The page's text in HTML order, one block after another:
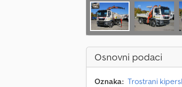
Osnovni podaci
Oznaka: Trostrani